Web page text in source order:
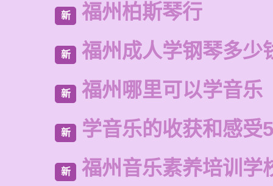
新 福州柏斯琴行
新 福州成人学钢琴多少
新 福州哪里可以学音乐
新 学音乐的收获和感受
新 福州音乐素养培训学